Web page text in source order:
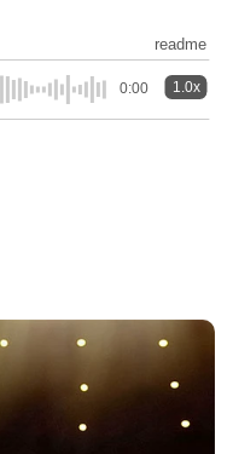
readme
0:00 1.0x